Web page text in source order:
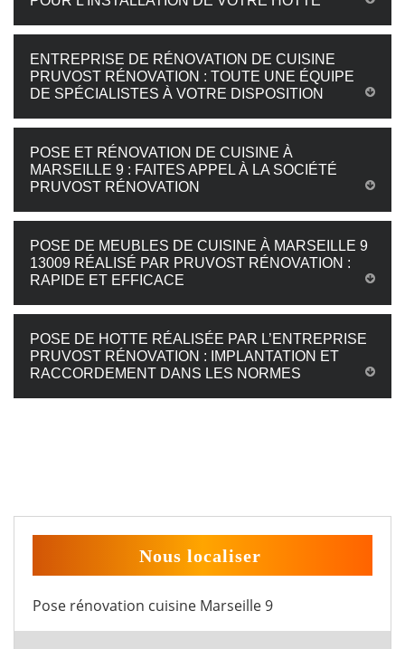
ENTREPRISE DE RÉNOVATION DE CUISINE
PRUVOST RÉNOVATION : TOUTE UNE ÉQUIPE
DE SPÉCIALISTES À VOTRE DISPOSITION
POSE ET RÉNOVATION DE CUISINE À
MARSEILLE 9 : FAITES APPEL À LA SOCIÉTÉ
PRUVOST RÉNOVATION
POSE DE MEUBLES DE CUISINE À MARSEILLE 9
13009 RÉALISÉ PAR PRUVOST RÉNOVATION :
RAPIDE ET EFFICACE
POSE DE HOTTE RÉALISÉE PAR L’ENTREPRISE
PRUVOST RÉNOVATION : IMPLANTATION ET
RACCORDEMENT DANS LES NORMES
Nous localiser
Pose rénovation cuisine Marseille 9